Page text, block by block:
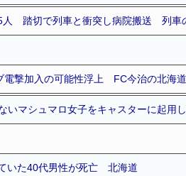
5人 踏切で列車と衝突し病院搬送 列
撃加入の可能性浮上 FC今治の北海
いマシュマロ女子をキャスターに起用
いた40代男性が死亡 北海道